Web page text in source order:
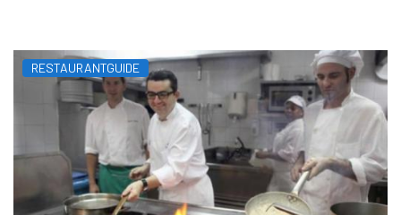
RESTAURANTGUIDE